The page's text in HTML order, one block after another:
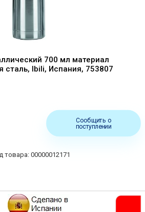
700 мл материал
Ibili, Испания, 753807
Сообщить о
поступлении
00000012171